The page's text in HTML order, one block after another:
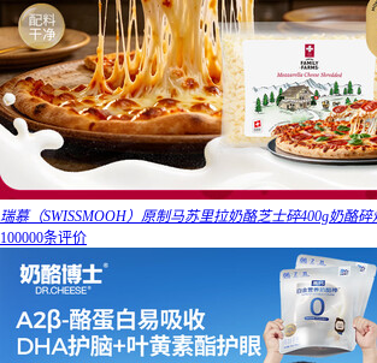
瑞慕（SWISSMOOH）原制马苏里拉奶酪芝士碎400g奶酪
100000条评价